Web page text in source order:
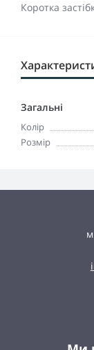
Коротка
Загальні
Колір
Розмір